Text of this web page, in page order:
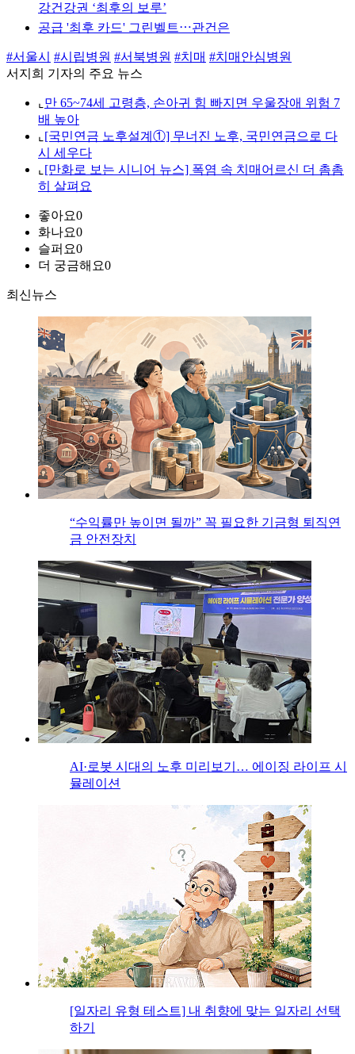
강건강권 ‘최후의 보루’
공급 '최후 카드' 그린벨트⋯관건은
#서울시 #시립병원 #서북병원 #치매 #치매안심병원
서지희 기자의 주요 뉴스
⌞ 만 65~74세 고령층, 손아귀 힘 빠지면 우울장애 위험 7
배 높아
⌞ [국민연금 노후설계①] 무너진 노후, 국민연금으로 다
시 세우다
⌞ [만화로 보는 시니어 뉴스] 폭염 속 치매어르신 더 촘촘
히 살펴요
좋아요0
화나요0
슬퍼요0
더 궁금해요0
최신뉴스
“수익률만 높이면 될까” 꼭 필요한 기금형 퇴직연
금 안전장치
AI·로봇 시대의 노후 미리보기… 에이징 라이프 시
뮬레이션
[일자리 유형 테스트] 내 취향에 맞는 일자리 선택
하기